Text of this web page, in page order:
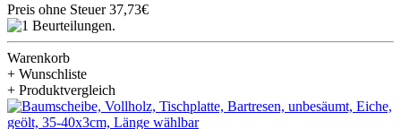
Preis ohne Steuer 37,73€
Warenkorb
+ Wunschliste
+ Produktvergleich